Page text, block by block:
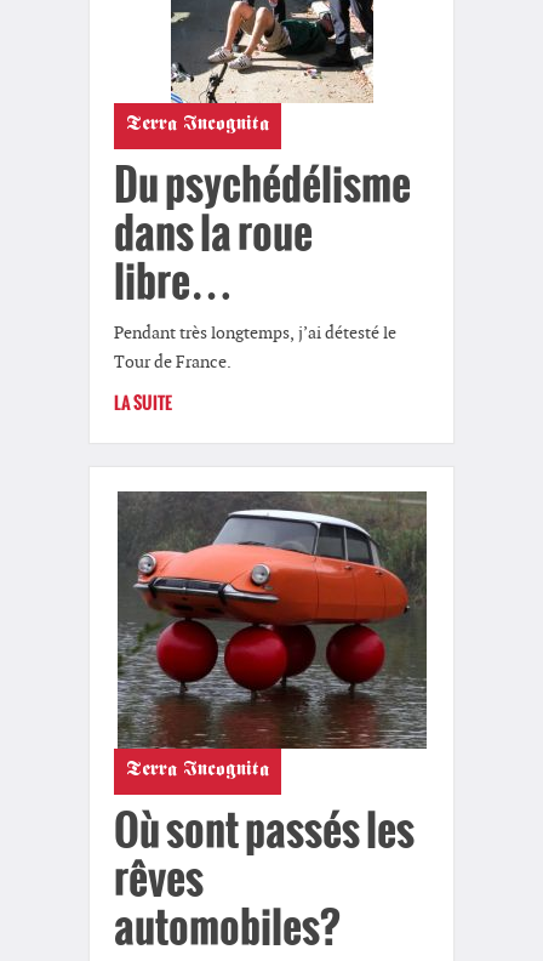
Terra Incognita
Du psychédélisme
dans la roue
libre…
Pendant très longtemps, j’ai détesté le
Tour de France.
LA SUITE
Terra Incognita
Où sont passés les
rêves
automobiles?